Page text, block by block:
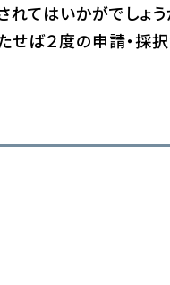
はいかがでしょう
ば２度の申請・採